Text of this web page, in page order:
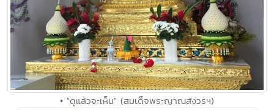
• "ดูแล้วจะเห็น" (สมเด็จพระญาณสังวรฯ)